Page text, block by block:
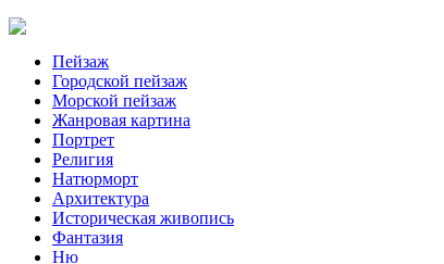
Пейзаж
Городской пейзаж
Морской пейзаж
Жанровая картина
Портрет
Религия
Натюрморт
Архитектура
Историческая живопись
Фантазия
Ню